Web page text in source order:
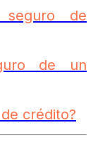
de
de un
crédito?